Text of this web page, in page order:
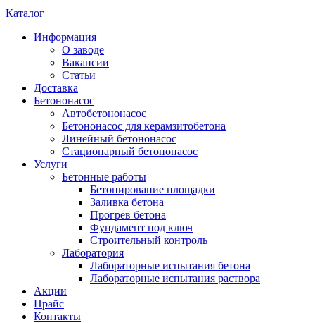
Каталог
Информация
О заводе
Вакансии
Статьи
Доставка
Бетононасос
Автобетононасос
Бетононасос для керамзитобетона
Линейный бетононасос
Стационарный бетононасос
Услуги
Бетонные работы
Бетонирование площадки
Заливка бетона
Прогрев бетона
Фундамент под ключ
Строительный контроль
Лаборатория
Лабораторные испытания бетона
Лабораторные испытания раствора
Акции
Прайс
Контакты